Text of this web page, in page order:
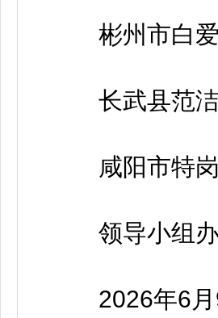
彬州市白爱
长武县范洁
咸阳市特岗
领导小组办
2026年6月9